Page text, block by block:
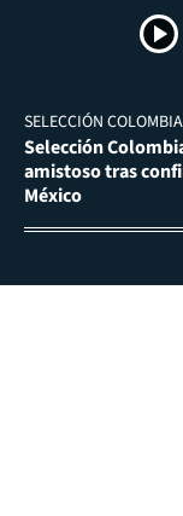
SELECCIÓN COLOMBIA
Selección
amistoso tras
México